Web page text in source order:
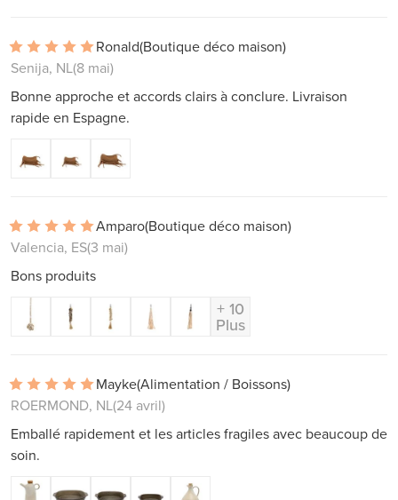
Ronald(Boutique déco maison)
Senija, NL(8 mai)
Bonne approche et accords clairs à conclure. Livraison
rapide en Espagne.
Amparo(Boutique déco maison)
Valencia, ES(3 mai)
Bons produits
+ 10
Plus
Mayke(Alimentation / Boissons)
ROERMOND, NL(24 avril)
Emballé rapidement et les articles fragiles avec beaucoup de
soin.